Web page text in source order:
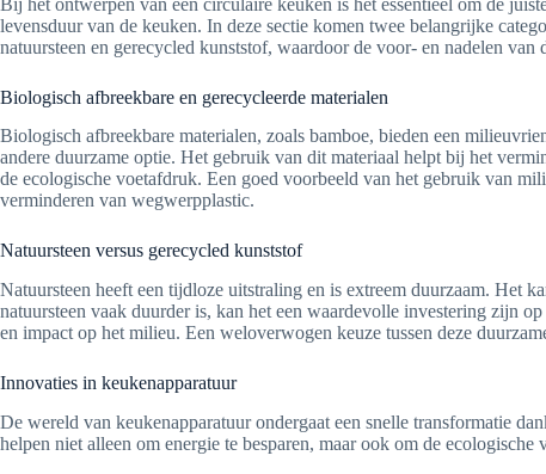
levensduur van de keuken. In deze sectie komen twee belangrijke
natuursteen en gerecycled kunststof, waardoor de voor- en nadelen
Biologisch afbreekbare en gerecycleerde materialen
Biologisch afbreekbare materialen, zoals bamboe, bieden een
andere duurzame optie. Het gebruik van dit materiaal helpt bij het
de ecologische voetafdruk. Een goed voorbeeld van het gebruik van
verminderen van wegwerpplastic.
Natuursteen versus gerecycled kunststof
Natuursteen heeft een tijdloze uitstraling en is extreem duurzaam. Het
natuursteen vaak duurder is, kan het een waardevolle investering zijn
en impact op het milieu. Een weloverwogen keuze tussen deze
Innovaties in keukenapparatuur
De wereld van keukenapparatuur ondergaat een snelle transformatie
helpen niet alleen om energie te besparen, maar ook om de